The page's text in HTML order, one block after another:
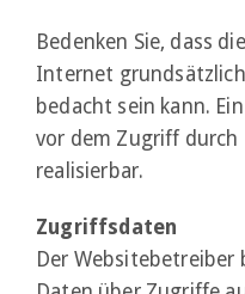
Bedenken Sie, dass
Internet
bedacht sein kann.
vor dem Zugriff durch
realisierbar.
Zugriffsdaten
Der Websitebetreiber